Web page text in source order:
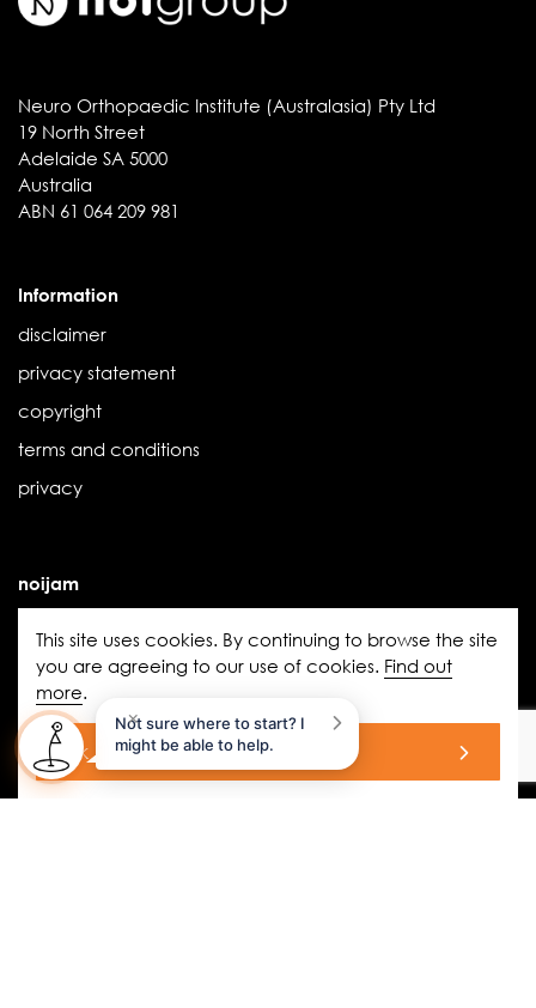
Neuro Orthopaedic Institute (Australasia) Pty Ltd
19 North Street
Adelaide SA 5000
Australia
ABN 61 064 209 981
Information
disclaimer
privacy statement
copyright
terms and conditions
privacy
noijam
what do people with pelvic pain need to know?
the influence of threat
the (new) book we didn’t know we needed
This site uses cookies. By continuing to browse the site
you are agreeing to our use of cookies. Find out
more.
ok
Not sure where to start? I
might be able to help.
×